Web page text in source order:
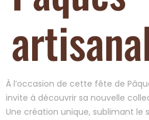
À l’occasion de cette fête de
invite à découvrir sa nouvelle
Une création unique, sublimant le